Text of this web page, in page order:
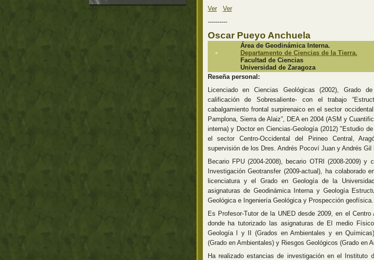
Ver
Ver
----------
Oscar Pueyo Anchuela
Área de Geodinámica Interna.
Departamento de Ciencias de la Tierra.
Facultad de Ciencias
Universidad de Zaragoza
Reseña personal:
Licenciado en Ciencias Geológicas (2002), Grado
calificación de Sobresaliente- con el trabajo
cabalgamiento frontal surpirenaico en el sector
Pamplona, Sierra de Alaiz”, DEA en 2004 (ASM y
interna) y Doctor en Ciencias-Geología (2012) "Estudio
el sector Centro-Occidental del Pirineo Central,
supervisión de los Dres. Andrés Pocoví Juan y Andrés Gil
Becario FPU (2004-2008), becario OTRI (2008-2009) y
Investigación Geotransfer (2009-actual), ha colaborado
licenciatura y el Grado en Geología de la
asignaturas de Geodinámica Interna y Geología
Geológica e Ingeniería Geológica y Prospección geofísica.
Es Profesor-Tutor de la UNED desde 2009, en el Centro
donde ha tutorizado las asignaturas de El medio
Geología I y II (Grados en Ambientales y en
(Grado en Ambientales) y Riesgos Geológicos (Grado en
Ha realizado estancias de investigación en el Instituto